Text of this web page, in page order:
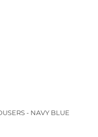
- NAVY BLUE